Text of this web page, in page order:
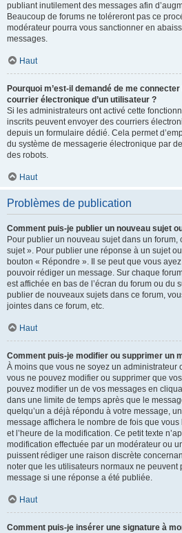
publiant inutilement des messages afin
Beaucoup de forums ne toléreront pas ce
modérateur pourra vous sanctionner en
messages.
Haut
Pourquoi m’est-il demandé de me
courrier électronique d’un utilisateur ?
Si les administrateurs ont activé cette
inscrits peuvent envoyer des courriers
depuis un formulaire dédié. Cela permet
du système de messagerie électronique par
des robots.
Haut
Problèmes de publication
Comment puis-je publier un nouveau sujet
Pour publier un nouveau sujet dans un
sujet ». Pour publier une réponse à un sujet
bouton « Répondre ». Il se peut que vous
pouvoir rédiger un message. Sur chaque
est affichée en bas de l’écran du forum ou du
publier de nouveaux sujets dans ce forum,
jointes dans ce forum, etc.
Haut
Comment puis-je modifier ou supprimer un
À moins que vous ne soyez un administrateur
vous ne pouvez modifier ou supprimer que
pouvez modifier un de vos messages en
dans une limite de temps après que le
quelqu’un a déjà répondu à votre message,
message affichera le nombre de fois que vous
et l’heure de la modification. Ce petit texte
modification effectuée par un modérateur ou
puissent rédiger une raison discrète
noter que les utilisateurs normaux ne peuvent
message si une réponse a été publiée.
Haut
Comment puis-je insérer une signature à